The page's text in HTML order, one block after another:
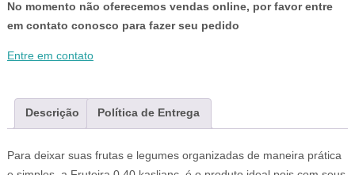
No momento não oferecemos vendas online, por favor entre
em contato conosco para fazer seu pedido
Entre em contato
Descrição Política de Entrega
Para deixar suas frutas e legumes organizadas de maneira prática